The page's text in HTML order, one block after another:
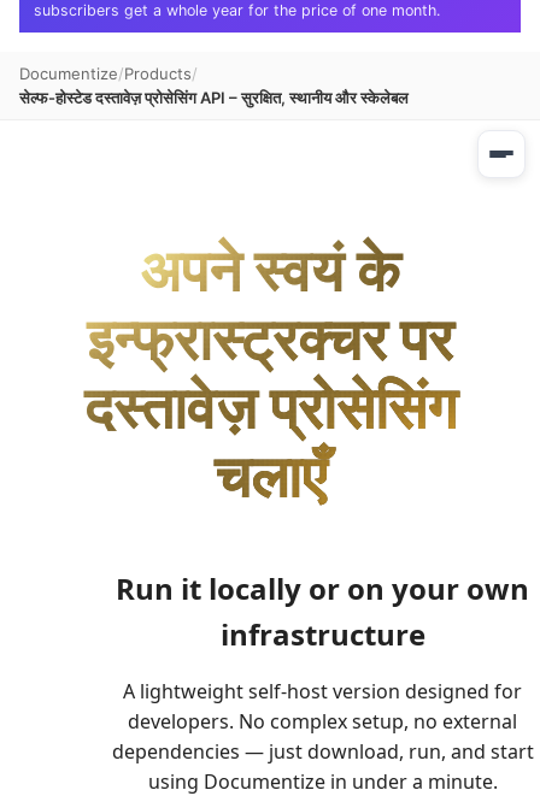
subscribers get a whole year for the price of one month.
Documentize Products
सेल्फ-होस्टेड दस्तावेज़ प्रोसेसिंग API – सुरक्षित, स्थानीय और स्केलेबल
अपने स्वयं के
इन्फ्रास्ट्रक्चर पर
दस्तावेज़ प्रोसेसिंग
चलाएँ
Run it locally or on your own
infrastructure
A lightweight self-host version designed for
developers. No complex setup, no external
dependencies — just download, run, and start
using Documentize in under a minute.